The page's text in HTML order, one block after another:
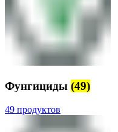
Фунгициды (49)
49 продуктов